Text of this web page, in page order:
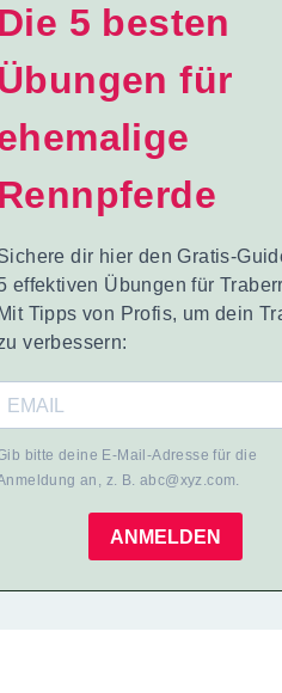
Die 5 besten
Übungen für
Rennpferde
dir hier den Gratis-
effektiven Übungen für
Mit Tipps von Profis, um dein
verbessern:
bitte deine E-Mail-Adresse für die
an, z. B. abc@xyz.com.
ANMELDEN